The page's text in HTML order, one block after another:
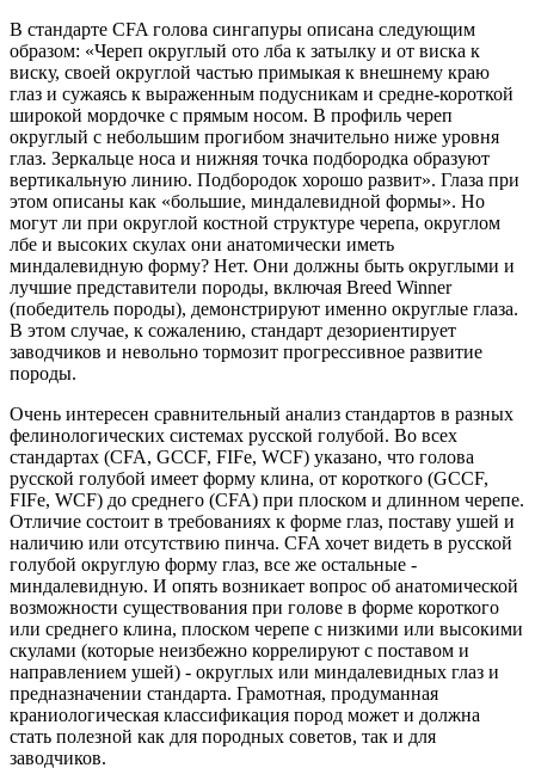
В стандарте CFA голова сингапуры описана следующим
образом: «Череп округлый ото лба к затылку и от виска к
виску, своей округлой частью примыкая к внешнему краю
глаз и сужаясь к выраженным подусникам и средне-короткой
широкой мордочке с прямым носом. В профиль череп
округлый с небольшим прогибом значительно ниже уровня
глаз. Зеркальце носа и нижняя точка подбородка образуют
вертикальную линию. Подбородок хорошо развит». Глаза при
этом описаны как «большие, миндалевидной формы». Но
могут ли при округлой костной структуре черепа, округлом
лбе и высоких скулах они анатомически иметь
миндалевидную форму? Нет. Они должны быть округлыми и
лучшие представители породы, включая Breed Winner
(победитель породы), демонстрируют именно округлые глаза.
В этом случае, к сожалению, стандарт дезориентирует
заводчиков и невольно тормозит прогрессивное развитие
породы.
Очень интересен сравнительный анализ стандартов в разных
фелинологических системах русской голубой. Во всех
стандартах (CFA, GCCF, FIFe, WCF) указано, что голова
русской голубой имеет форму клина, от короткого (GCCF,
FIFe, WCF) до среднего (CFA) при плоском и длинном черепе.
Отличие состоит в требованиях к форме глаз, поставу ушей и
наличию или отсутствию пинча. CFA хочет видеть в русской
голубой округлую форму глаз, все же остальные -
миндалевидную. И опять возникает вопрос об анатомической
возможности существования при голове в форме короткого
или среднего клина, плоском черепе с низкими или высокими
скулами (которые неизбежно коррелируют с поставом и
направлением ушей) - округлых или миндалевидных глаз и
предназначении стандарта. Грамотная, продуманная
краниологическая классификация пород может и должна
стать полезной как для породных советов, так и для
заводчиков.